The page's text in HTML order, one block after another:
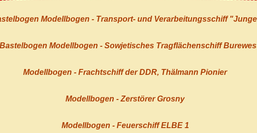
Modellbogen - Transport- und Verarbeitungsschiff
Modellbogen - Sowjetisches Tragflächenschiff
Modellbogen - Frachtschiff der DDR, Thälmann Pionier
Modellbogen - Zerstörer Grosny
Modellbogen - Feuerschiff ELBE 1